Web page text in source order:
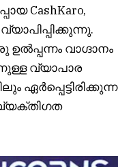
CashKaro,
വാഗ്ദാനം
വ്യാപാര